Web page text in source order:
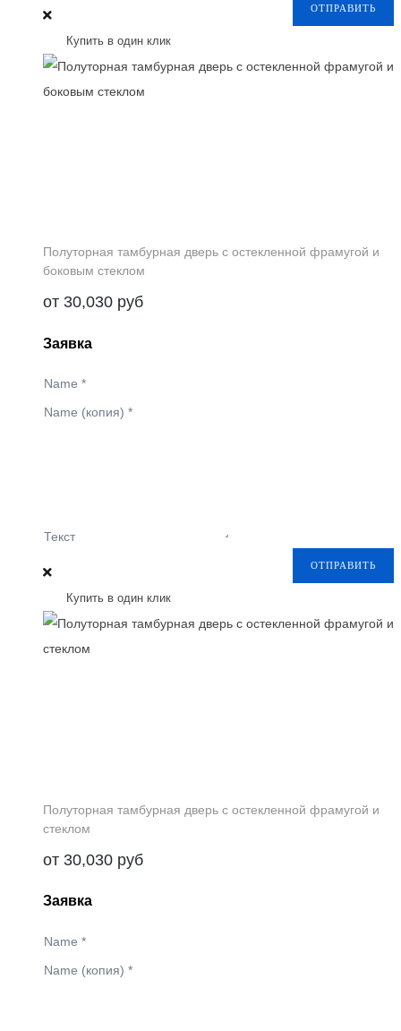
ОТПРАВИТЬ
Купить в один клик
Полуторная тамбурная дверь с остекленной фрамугой и
боковым стеклом
от 30,030 руб
Заявка
Name *
Name (копия) *
Текст
ОТПРАВИТЬ
Купить в один клик
Полуторная тамбурная дверь с остекленной фрамугой и
стеклом
от 30,030 руб
Заявка
Name *
Name (копия) *